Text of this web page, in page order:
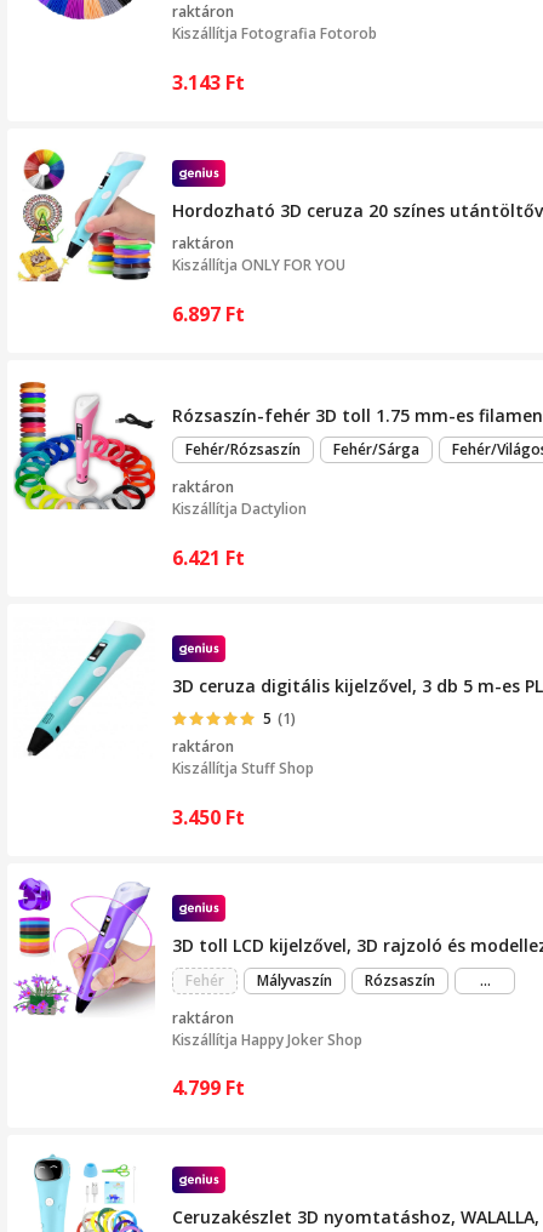
raktáron
Kiszállítja Fotografia Fotorob
3.143 Ft
Hordozható 3D ceruza 20 színes
raktáron
Kiszállítja ONLY FOR YOU
6.897 Ft
Rózsaszín-fehér 3D toll 1.75 mm-es
Fehér/Rózsaszín Fehér/Sárga
Fehér/
raktáron
Kiszállítja Dactylion
6.421 Ft
3D ceruza digitális kijelzővel, 3 db 5 m-es
5 (1)
raktáron
Kiszállítja Stuff Shop
3.450 Ft
3D toll LCD kijelzővel, 3D rajzoló és
Fehér Mályvaszín Rózsaszín ...még
raktáron
Kiszállítja Happy Joker Shop
4.799 Ft
Ceruzakészlet 3D nyomtatáshoz,